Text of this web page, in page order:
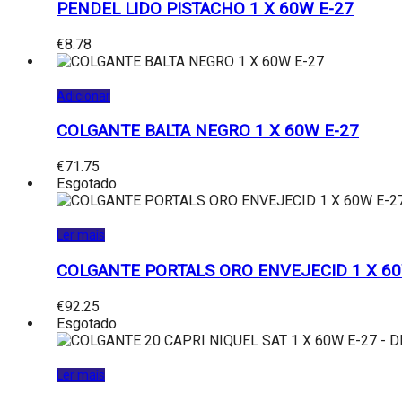
PENDEL LIDO PISTACHO 1 X 60W E-27
€8.78
Adicionar
COLGANTE BALTA NEGRO 1 X 60W E-27
€71.75
Esgotado
Ler mais
COLGANTE PORTALS ORO ENVEJECID 1 X
€92.25
Esgotado
Ler mais